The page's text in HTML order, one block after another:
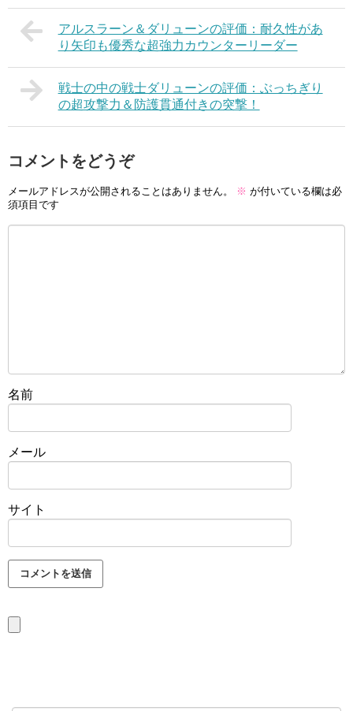
アルスラーン＆ダリューンの評価：耐久性があ
り矢印も優秀な超強力カウンターリーダー
戦士の中の戦士ダリューンの評価：ぶっちぎり
の超攻撃力＆防護貫通付きの突撃！
コメントをどうぞ
メールアドレスが公開されることはありません。 ※ が付いている欄は必
須項目です
名前
メール
サイト